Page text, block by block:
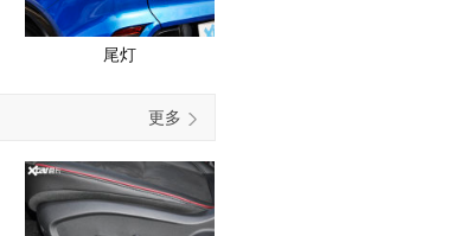
尾灯
更多